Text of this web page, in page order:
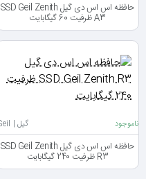
حافظه اس اس دی گیل SSD Geil Zenith
A3 ظرفیت 60 گیگابایت
ناموجود گیل | Geil
حافظه اس اس دی گیل SSD Geil Zenith
R3 ظرفیت 240 گیگابایت